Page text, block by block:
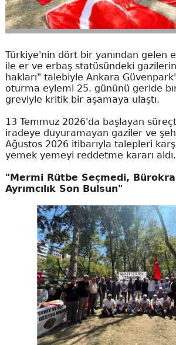
Türkiye'nin dört bir yanından gelen
ile er ve erbaş statüsündeki
hakları" talebiyle Ankara
oturma eylemi 25. gününü geride
greviyle kritik bir aşamaya ulaştı.
13 Temmuz 2026'da başlayan
iradeye duyuramayan gaziler ve
Ağustos 2026 itibarıyla talepleri
yemek yemeyi reddetme kararı aldı.
"Mermi Rütbe Seçmedi,
Ayrımcılık Son Bulsun"